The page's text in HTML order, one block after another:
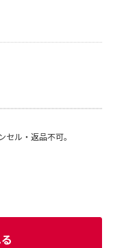
ル・返品不可。